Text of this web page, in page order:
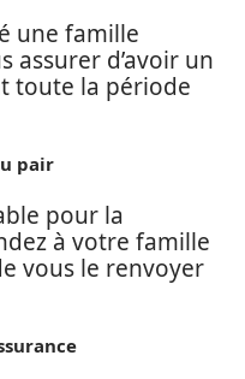
une famille
assurer d’avoir un
toute la période
pair
pour la
à votre famille
vous le renvoyer